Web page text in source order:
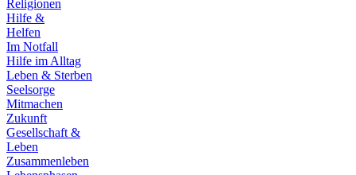
Religionen
Hilfe &
Helfen
Im Notfall
Hilfe im Alltag
Leben & Sterben
Seelsorge
Mitmachen
Zukunft
Gesellschaft &
Leben
Zusammenleben